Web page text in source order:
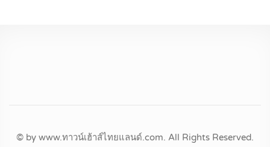
© by www.ทาวน์เฮ้าส์ไทยแลนด์.com. All Rights Reserved.